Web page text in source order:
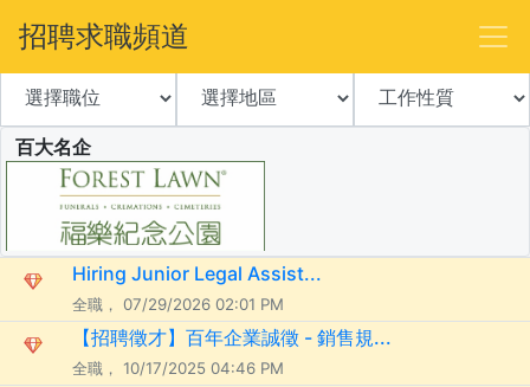
招聘求職頻道
百大名企
Hiring Junior Legal Assist...
全職， 07/29/2026 02:01 PM
【招聘徵才】百年企業誠徵 - 銷售規...
全職， 10/17/2025 04:46 PM